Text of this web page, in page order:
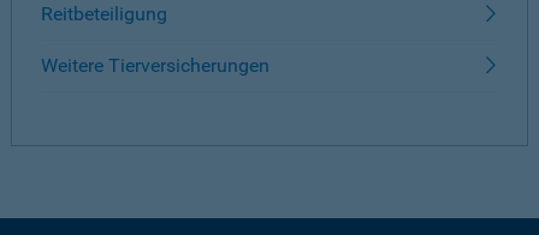
Reitbeteiligung
Weitere Tierversicherungen